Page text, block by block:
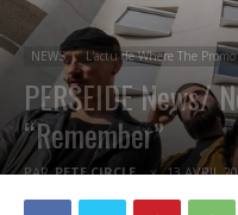
NEWS L'actu de Where The Promo
PERSEIDE News/
“Remember”
PAR PETE CIRCLE 13 AVRIL